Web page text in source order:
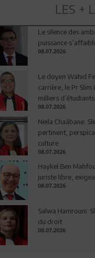
LES +
Le silence des
puissance
08.07.2026
Le doyen Wahid
carrière, le Pr
milliers d’étudiants
08.07.2026
Neila Chaâbane:
pertinent,
culture
08.07.2026
Haykel Ben
juriste libre,
08.07.2026
Salwa Hamrouni:
du droit
08.07.2026